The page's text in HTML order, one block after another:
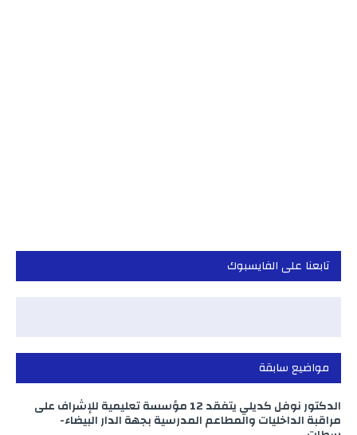
تابعنا على الفايسبوك
مواضيع سابقة
الدكتور نوفل كديلي يتفقد 12 مؤسسة تعليمية للإشراف على
مراقبة الداخليات والمطاعم المدرسية بجهة الدار البيضاء-